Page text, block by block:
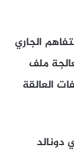
الجاري
ملف
العالقة
دونالد